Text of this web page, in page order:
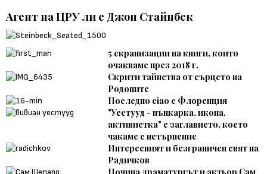
Агент на ЦРУ ли е Джон Стайнбек
5 екранизации на книги, които
очакваме през 2018 г.
Скрити тайнства от сърцето на
Родопите
Последно ciao с Флоренция
"Уестууд - пънкарка, икона,
активистка" е заглавието, което
чакаме с нетърпение
Интересният и безграничен свят на
Радичков